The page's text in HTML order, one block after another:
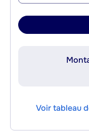
Voir tableau